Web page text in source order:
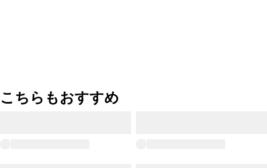
こちらもおすすめ